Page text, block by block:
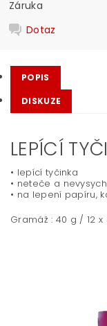
Záruka
Dotaz
POPIS
DISKUZE
LEPÍCÍ
• lepící tyčinka
• neteče a
• na lepení papíru,
Gramáž : 40 g / 12 x